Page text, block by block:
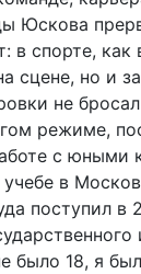
Юскова
в спорте, как
сцене, но и
не
режиме,
с юными
в
поступил в
было 18, я